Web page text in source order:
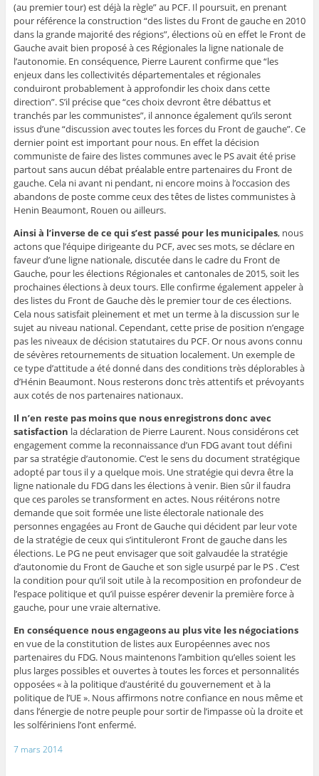
(au premier tour) est déjà la règle” au PCF. Il poursuit, en prenant
pour référence la construction “des listes du Front de gauche en 2010
dans la grande majorité des régions”, élections où en effet le Front de
Gauche avait bien proposé à ces Régionales la ligne nationale de
l’autonomie. En conséquence, Pierre Laurent confirme que “les
enjeux dans les collectivités départementales et régionales
conduiront probablement à approfondir les choix dans cette
direction”. S’il précise que “ces choix devront être débattus et
tranchés par les communistes”, il annonce également qu’ils seront
issus d’une “discussion avec toutes les forces du Front de gauche”. Ce
dernier point est important pour nous. En effet la décision
communiste de faire des listes communes avec le PS avait été prise
partout sans aucun débat préalable entre partenaires du Front de
gauche. Cela ni avant ni pendant, ni encore moins à l’occasion des
abandons de poste comme ceux des têtes de listes communistes à
Henin Beaumont, Rouen ou ailleurs.
Ainsi à l’inverse de ce qui s’est passé pour les municipales, nous
actons que l’équipe dirigeante du PCF, avec ses mots, se déclare en
faveur d’une ligne nationale, discutée dans le cadre du Front de
Gauche, pour les élections Régionales et cantonales de 2015, soit les
prochaines élections à deux tours. Elle confirme également appeler à
des listes du Front de Gauche dès le premier tour de ces élections.
Cela nous satisfait pleinement et met un terme à la discussion sur le
sujet au niveau national. Cependant, cette prise de position n’engage
pas les niveaux de décision statutaires du PCF. Or nous avons connu
de sévères retournements de situation localement. Un exemple de
ce type d’attitude a été donné dans des conditions très déplorables à
d’Hénin Beaumont. Nous resterons donc très attentifs et prévoyants
aux cotés de nos partenaires nationaux.
Il n’en reste pas moins que nous enregistrons donc avec
satisfaction la déclaration de Pierre Laurent. Nous considérons cet
engagement comme la reconnaissance d’un FDG avant tout défini
par sa stratégie d’autonomie. C’est le sens du document stratégique
adopté par tous il y a quelque mois. Une stratégie qui devra être la
ligne nationale du FDG dans les élections à venir. Bien sûr il faudra
que ces paroles se transforment en actes. Nous réitérons notre
demande que soit formée une liste électorale nationale des
personnes engagées au Front de Gauche qui décident par leur vote
de la stratégie de ceux qui s’intituleront Front de gauche dans les
élections. Le PG ne peut envisager que soit galvaudée la stratégie
d’autonomie du Front de Gauche et son sigle usurpé par le PS . C’est
la condition pour qu’il soit utile à la recomposition en profondeur de
l’espace politique et qu’il puisse espérer devenir la première force à
gauche, pour une vraie alternative.
En conséquence nous engageons au plus vite les négociations
en vue de la constitution de listes aux Européennes avec nos
partenaires du FDG. Nous maintenons l’ambition qu’elles soient les
plus larges possibles et ouvertes à toutes les forces et personnalités
opposées « à la politique d’austérité du gouvernement et à la
politique de l’UE ». Nous affirmons notre confiance en nous même et
dans l’énergie de notre peuple pour sortir de l’impasse où la droite et
les solfériniens l’ont enfermé.
7 mars 2014